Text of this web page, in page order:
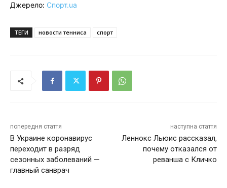
Джерело: Спорт.ua
ТЕГИ новости тенниса спорт
попередня стаття
В Украине коронавирус
переходит в разряд
сезонных заболеваний —
главный санврач
наступна стаття
Леннокс Льюис рассказал,
почему отказался от
реванша с Кличко